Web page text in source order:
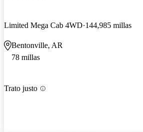
Limited Mega Cab 4WD 144,985 millas
Bentonville, AR
78 millas
Trato justo